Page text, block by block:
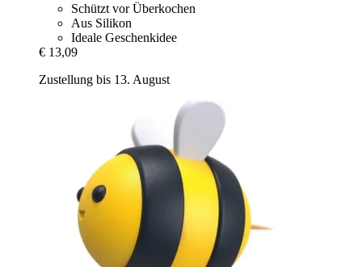
Schützt vor Überkochen
Aus Silikon
Ideale Geschenkidee
€ 13,09
Zustellung bis 13. August